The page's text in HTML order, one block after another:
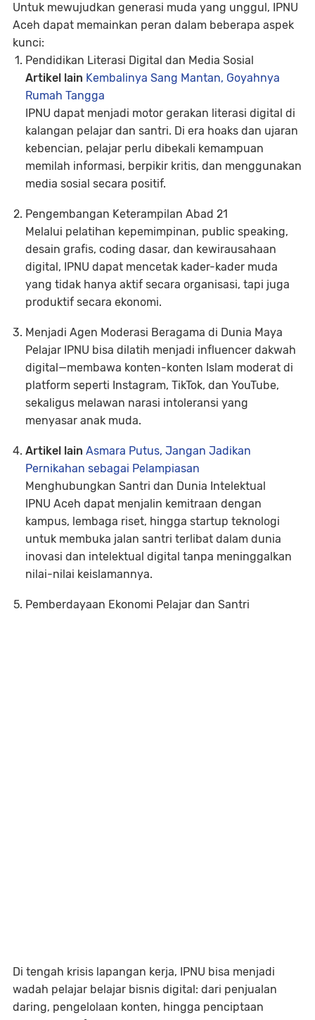
Untuk mewujudkan generasi muda yang unggul, IPNU
Aceh dapat memainkan peran dalam beberapa aspek
kunci:
Pendidikan Literasi Digital dan Media Sosial
Artikel lain Kembalinya Sang Mantan, Goyahnya
Rumah Tangga
IPNU dapat menjadi motor gerakan literasi digital di
kalangan pelajar dan santri. Di era hoaks dan ujaran
kebencian, pelajar perlu dibekali kemampuan
memilah informasi, berpikir kritis, dan menggunakan
media sosial secara positif.
Pengembangan Keterampilan Abad 21
Melalui pelatihan kepemimpinan, public speaking,
desain grafis, coding dasar, dan kewirausahaan
digital, IPNU dapat mencetak kader-kader muda
yang tidak hanya aktif secara organisasi, tapi juga
produktif secara ekonomi.
Menjadi Agen Moderasi Beragama di Dunia Maya
Pelajar IPNU bisa dilatih menjadi influencer dakwah
digital —membawa konten-konten Islam moderat di
platform seperti Instagram, TikTok, dan YouTube,
sekaligus melawan narasi intoleransi yang
menyasar anak muda.
Artikel lain Asmara Putus, Jangan Jadikan
Pernikahan sebagai Pelampiasan
Menghubungkan Santri dan Dunia Intelektual
IPNU Aceh dapat menjalin kemitraan dengan
kampus, lembaga riset, hingga startup teknologi
untuk membuka jalan santri terlibat dalam dunia
inovasi dan intelektual digital tanpa meninggalkan
nilai-nilai keislamannya.
Pemberdayaan Ekonomi Pelajar dan Santri
Di tengah krisis lapangan kerja, IPNU bisa menjadi
wadah pelajar belajar bisnis digital: dari penjualan
daring, pengelolaan konten, hingga penciptaan